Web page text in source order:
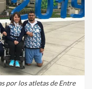
por los atletas de Entre